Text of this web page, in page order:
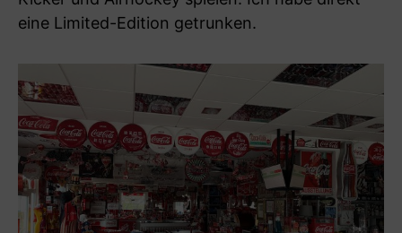
eine Limited-Edition getrunken.